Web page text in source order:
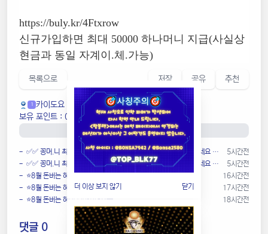
https://buly.kr/4Ftxrow
신규가입하면 최대 50000 하나머니 지급(사실상
현금과 동일 자계이.체.가능)
목록으로 저장 공유 추천
1 카이도요
보유 포인트 : 0P
0P/ 1,000P (0.0 %)
- ✅✅ 꽁머.니 최소 30,000 ~최대 200,000지급! 빠르게 받아가세요 ✅✅
5시간전
- ✅✅ 꽁머.니 최소 30,000 ~최대 200,000지급! 빠르게 받아가세요 ✅✅
5시간전
- ⭐️8월 돈버는 혜택 모아왔어요❤️
16시간전
- ⭐️8월 돈버는 혜택 모아왔어요❤️
17시간전
- ⭐️8월 돈버는 혜택 모아왔어요❤️
18시간전
댓글 0
더 이상 보지 않기 닫기